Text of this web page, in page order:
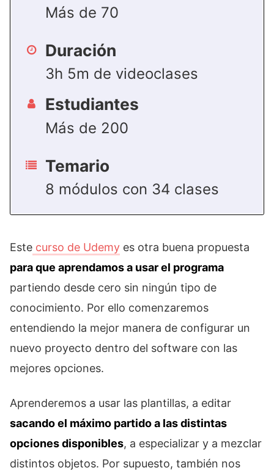
Más de 70
Duración
3h 5m de videoclases
Estudiantes
Más de 200
Temario
8 módulos con 34 clases
Este curso de Udemy es otra buena propuesta
para que aprendamos a usar el programa
partiendo desde cero sin ningún tipo de
conocimiento. Por ello comenzaremos
entendiendo la mejor manera de configurar un
nuevo proyecto dentro del software con las
mejores opciones.
Aprenderemos a usar las plantillas, a editar
sacando el máximo partido a las distintas
opciones disponibles, a especializar y a mezclar
distintos objetos. Por supuesto, también nos